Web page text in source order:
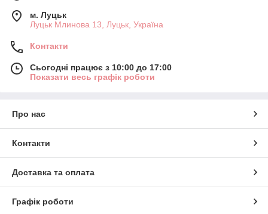
м. Луцьк
Луцьк Млинова 13, Луцьк, Україна
Контакти
Сьогодні працює з 10:00 до 17:00
Показати весь графік роботи
Про нас
Контакти
Доставка та оплата
Графік роботи